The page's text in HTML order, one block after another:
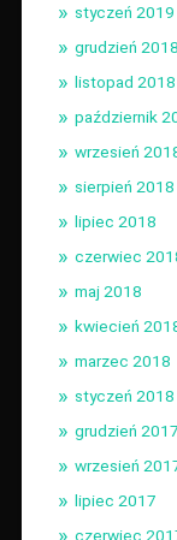
styczeń 2019
grudzień 2018
listopad 2018
październik
wrzesień
sierpień 2018
lipiec 2018
czerwiec
maj 2018
kwiecień
marzec 2018
styczeń 2018
grudzień 2017
wrzesień
lipiec 2017
czerwiec